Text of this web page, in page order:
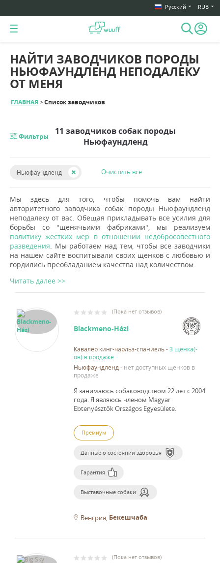
Русский RUB
ГЛАВНАЯ Список заводчиков
НАЙТИ ЗАВОДЧИКОВ ПОРОДЫ
НЬЮФАУНДЛЕНД НЕПОДАЛЕКУ
ОТ МЕНЯ
Фильтры
11 заводчиков собак породы
Ньюфаундленд
Ньюфаундленд Очистить все
Мы здесь для того, чтобы помочь вам найти
авторитетного заводчика собак породы Ньюфаундленд
неподалеку от вас. Обещая прикладывать все усилия для
борьбы со "щенячьими фабриками", мы реализуем
политику жестких мер в отношении недобросовестного
разведения . Мы работаем над тем, чтобы все заводчики
на нашем сайте воспитывали своих щенков с любовью и
гордились преобладанием качества над количеством.
Читать далее >>
(Пока нет отзывов)
Blackmeno-Házi
Кавалер кинг-чарльз-спаниель-3 щенка(-
ов) в продаже
Ньюфаундленд - нет доступных щенков в
продаже
Я занимаюсь собаководством 22 лет с 2004
года.Я являюсь членом Magyar
Ebtenyésztők Országos Egyesülete.
Премиум
Данные о состоянии здоровья
Гарантия
Выставочные собаки
Венгрия Бекешчаба
(Пока нет отзывов)